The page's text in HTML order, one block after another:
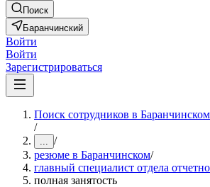
Поиск
Баранчинский
Войти
Войти
Зарегистрироваться
Поиск сотрудников в Баранчинском
/
... /
резюме в Баранчинском/
главный специалист отдела
полная занятость